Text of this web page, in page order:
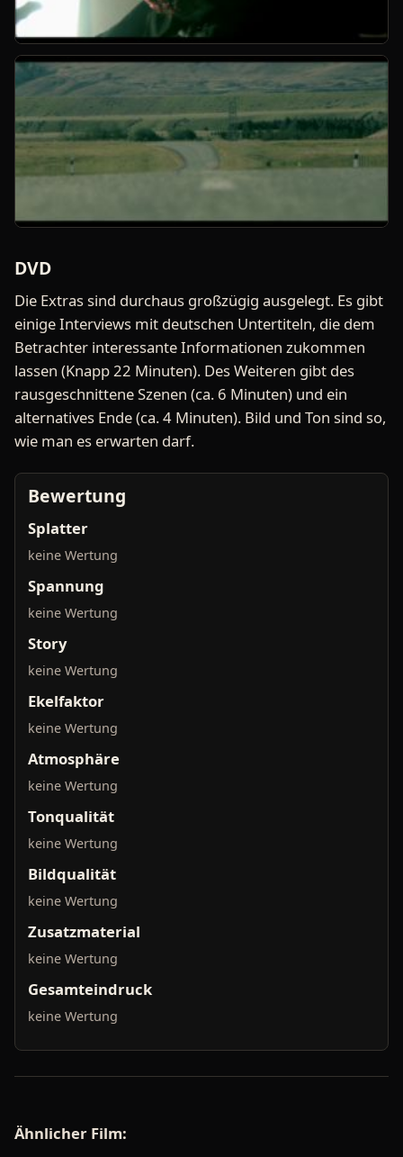
DVD
Die Extras sind durchaus großzügig ausgelegt. Es gibt
einige Interviews mit deutschen Untertiteln, die dem
Betrachter interessante Informationen zukommen
lassen (Knapp 22 Minuten). Des Weiteren gibt des
rausgeschnittene Szenen (ca. 6 Minuten) und ein
alternatives Ende (ca. 4 Minuten). Bild und Ton sind so,
wie man es erwarten darf.
Bewertung
Splatter
keine Wertung
Spannung
keine Wertung
Story
keine Wertung
Ekelfaktor
keine Wertung
Atmosphäre
keine Wertung
Tonqualität
keine Wertung
Bildqualität
keine Wertung
Zusatzmaterial
keine Wertung
Gesamteindruck
keine Wertung
Ähnlicher Film: